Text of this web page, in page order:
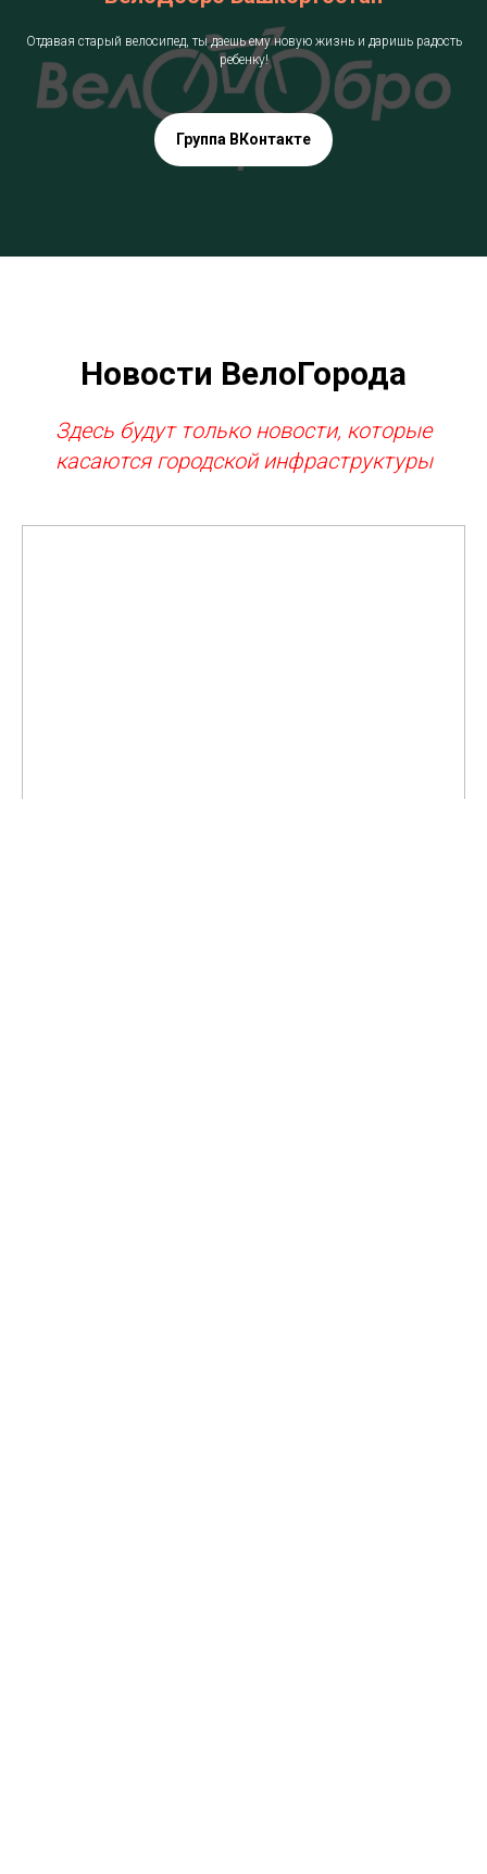
Отдавая старый велосипед, ты даешь ему новую жизнь и даришь радость
ребенку!
Группа ВКонтакте
Новости ВелоГорода
Здесь будут только новости, которые
касаются городской инфраструктуры